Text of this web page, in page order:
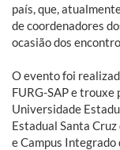
país, que,
de coordenadores
ocasião dos
O evento foi
FURG-SAP e
Universidade
Estadual Santa
e Campus Integrado